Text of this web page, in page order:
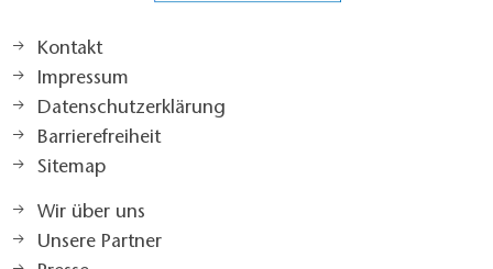
Kontakt
Impressum
Datenschutzerklärung
Barrierefreiheit
Sitemap
Wir über uns
Unsere Partner